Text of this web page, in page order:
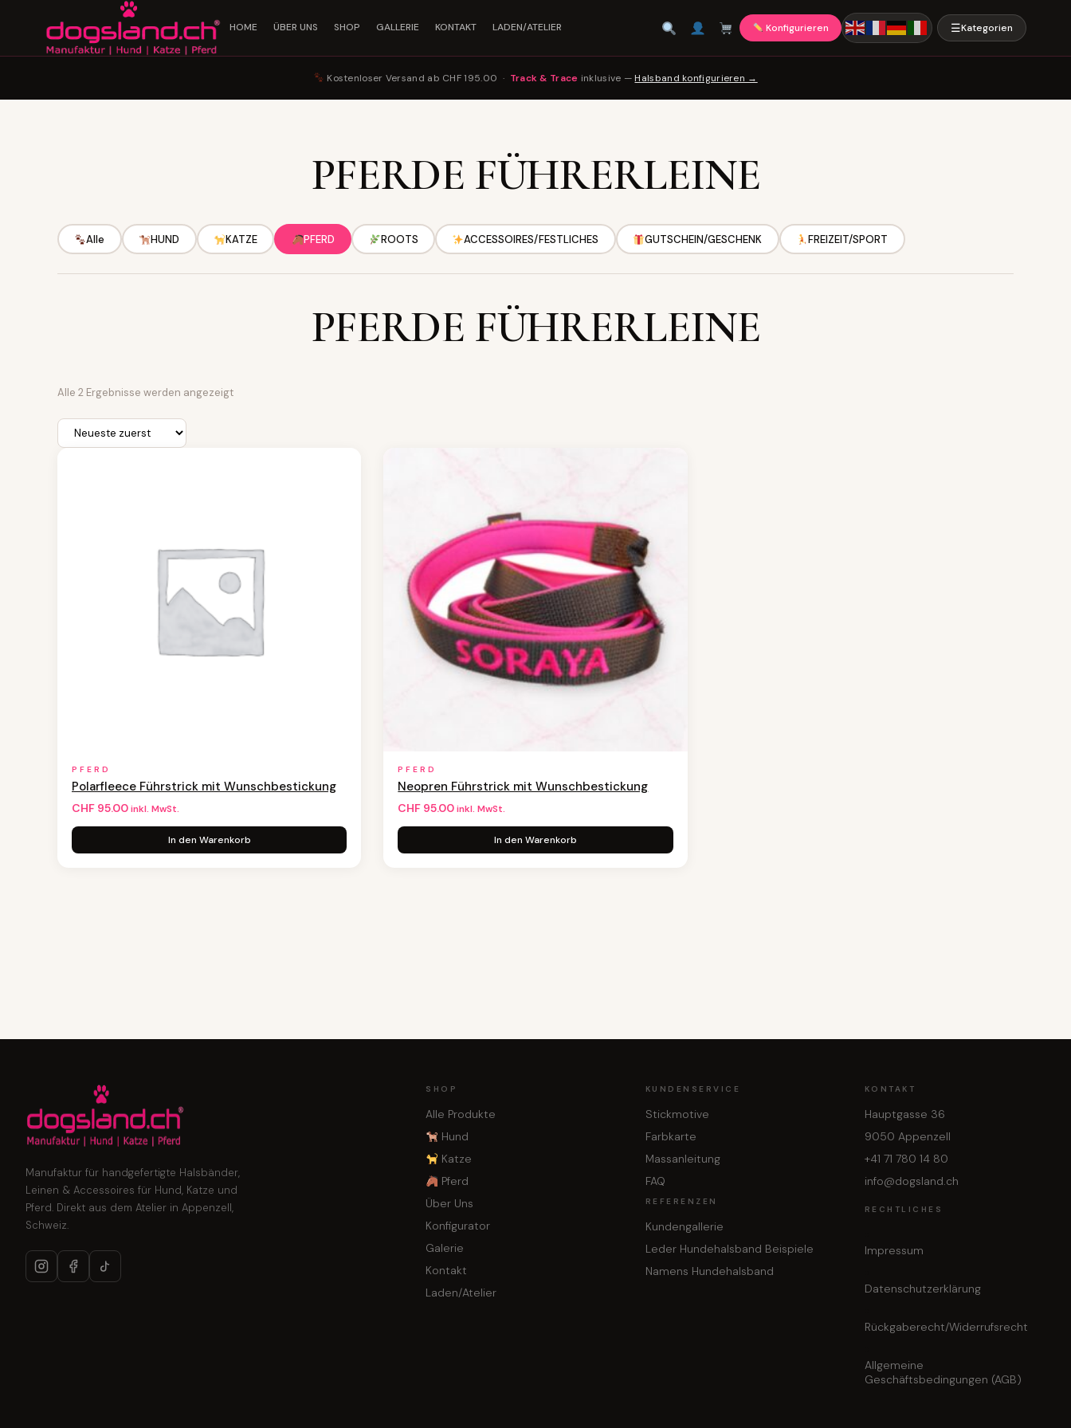
HOME ÜBER UNS SHOP GALLERIE KONTAKT LADEN/ATELIER Konfigurieren ☰Kategorien
Kostenloser Versand ab CHF 195.00 · Track & Trace inklusive —Halsband konfigurieren →
PFERDE FÜHRERLEINE
Alle HUND KATZE PFERD ROOTS ACCESSOIRES/FESTLICHES GUTSCHEIN/GESCHENK FREIZEIT/SPORT
PFERDE FÜHRERLEINE
Alle 2 Ergebnisse werden angezeigtNach
PFERD
Polarfleece Führstrick mit Wunschbestickung
CHF 95.00inkl. MwSt.
In den Warenkorb
PFERD
Neopren Führstrick mit Wunschbestickung
CHF 95.00inkl. MwSt.
In den Warenkorb
Manufaktur für handgefertigte Halsbänder,
Leinen & Accessoires für Hund, Katze und
Pferd. Direkt aus dem Atelier in Appenzell,
Schweiz.
SHOP
Alle Produkte
Hund
Katze
Pferd
Über Uns
Konfigurator
Galerie
Kontakt
Laden/Atelier
KUNDENSERVICE
Stickmotive
Farbkarte
Massanleitung
FAQ
REFERENZEN
Kundengallerie
Leder Hundehalsband Beispiele
Namens Hundehalsband
KONTAKT
Hauptgasse 36
9050 Appenzell
+41 71 780 14 80
info@dogsland.ch
RECHTLICHES
Impressum
Datenschutzerklärung
Rückgaberecht/Widerrufsrecht
Allgemeine
Geschäftsbedingungen (AGB)